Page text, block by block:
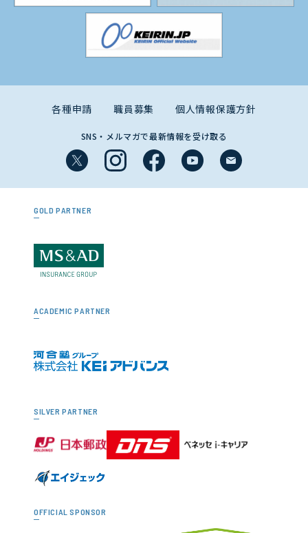
各種申請 職員募集 個人情報保護方針
SNS・メルマガで最新情報を受け取る
GOLD PARTNER
ACADEMIC PARTNER
SILVER PARTNER
OFFICIAL SPONSOR